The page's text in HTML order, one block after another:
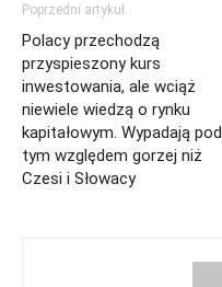
Poprzedni artykuł
Polacy przechodzą
przyspieszony kurs
inwestowania, ale wciąż
niewiele wiedzą o rynku
kapitałowym. Wypadają pod
tym względem gorzej niż
Czesi i Słowacy